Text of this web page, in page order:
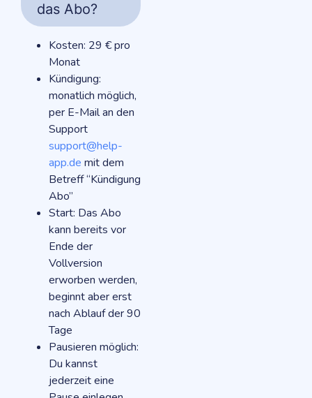
das Abo?
Kosten: 29 € pro
Monat
Kündigung:
monatlich möglich,
per E-Mail an den
Support
support@help-
app.de mit dem
Betreff “Kündigung
Abo”
Start: Das Abo
kann bereits vor
Ende der
Vollversion
erworben werden,
beginnt aber erst
nach Ablauf der 90
Tage
Pausieren möglich:
Du kannst
jederzeit eine